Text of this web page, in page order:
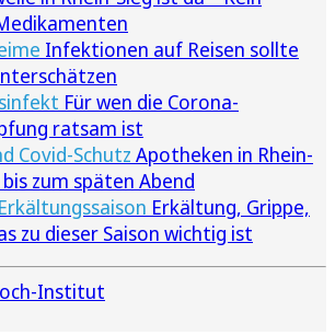
Infektionen auf Reisen sollte
Für wen die Corona-
ratsam ist
Covid-Schutz Apotheken in Rhein-
zum späten Abend
Erkältung, Grippe,
zu dieser Saison wichtig ist
Institut